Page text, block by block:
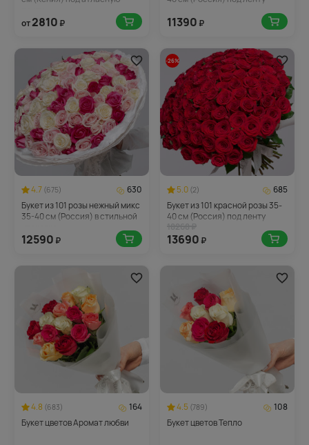
от2810 ₽ 11390 ₽
4.7 (675)
630
Букет из 101 розы нежный микс
35-40 см (Россия) в стильной
12590 ₽
-26%
5.0 (2)
685
Букет из 101 красной розы 35-
40 см (Россия) под ленту
13690 ₽
4.8 (683)
164
Букет цветов Аромат любви
4.5 (789)
108
Букет цветов Тепло